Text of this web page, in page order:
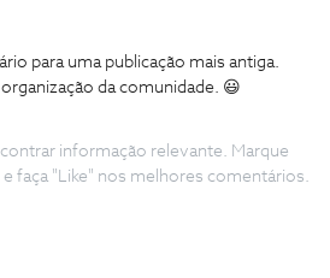
para uma publicação mais antiga.
da comunidade. 😃
informação relevante. Marque
faça "Like" nos melhores comentários.